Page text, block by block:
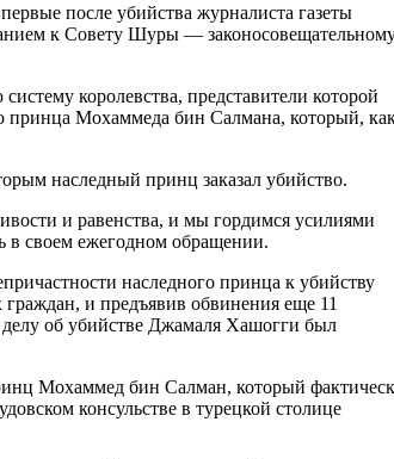
после убийства журналиста газеты
к Совету Шуры —
королевства, представители которой
принца Мохаммеда бин Салмана, который,
наследный принц заказал убийство.
и равенства, и мы гордимся усилиями
в своем ежегодном обращении.
наследного принца к убийству
и предъявив обвинения еще 11
об убийстве Джамаля Хашогги был
Мохаммед бин Салман, который
консульстве в турецкой столице